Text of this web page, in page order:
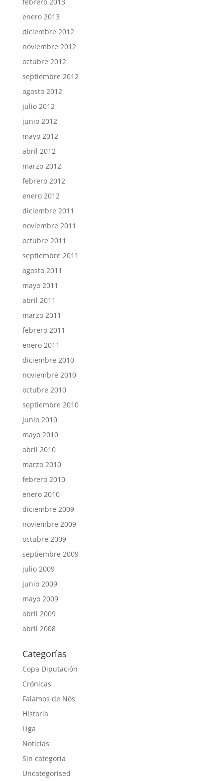
enero 2013
diciembre 2012
noviembre 2012
octubre 2012
septiembre 2012
agosto 2012
julio 2012
junio 2012
mayo 2012
abril 2012
marzo 2012
febrero 2012
enero 2012
diciembre 2011
noviembre 2011
octubre 2011
septiembre 2011
agosto 2011
mayo 2011
abril 2011
marzo 2011
febrero 2011
enero 2011
diciembre 2010
noviembre 2010
octubre 2010
septiembre 2010
junio 2010
mayo 2010
abril 2010
marzo 2010
febrero 2010
enero 2010
diciembre 2009
noviembre 2009
octubre 2009
septiembre 2009
julio 2009
junio 2009
mayo 2009
abril 2009
abril 2008
Categorías
Copa Diputación
Crónicas
Falamos de Nós
Historia
Liga
Noticias
Sin categoría
Uncategorised